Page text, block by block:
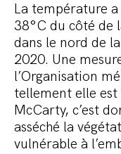
La température
38°C du côté de
dans le nord de
2020. Une
l’Organisation
tellement elle est
McCarty, c’est
asséché la
vulnérable à